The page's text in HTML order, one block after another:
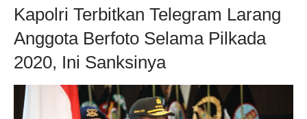
Kapolri Terbitkan Telegram Larang
Anggota Berfoto Selama Pilkada
2020, Ini Sanksinya